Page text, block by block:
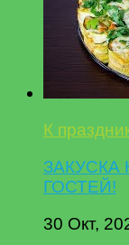
К
ЗАКУСКА
ГОСТЕЙ!
30 Окт,